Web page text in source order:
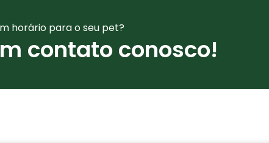
horário para o seu pet?
contato conosco!